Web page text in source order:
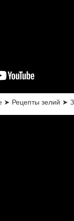
➤ Рецепты зелий ➤